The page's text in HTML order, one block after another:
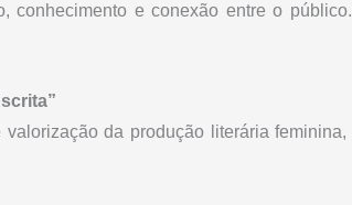
conhecimento e conexão entre o
da produção literária